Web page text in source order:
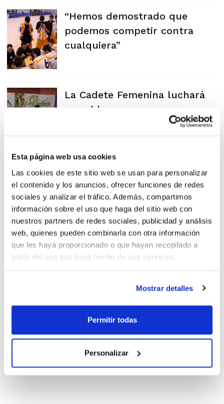
Esta página web usa cookies
Las cookies de este sitio web se usan para personalizar
el contenido y los anuncios, ofrecer funciones de redes
sociales y analizar el tráfico. Además, compartimos
información sobre el uso que haga del sitio web con
nuestros partners de redes sociales, publicidad y análisis
web, quienes pueden combinarla con otra información
que les haya proporcionado o que hayan recopilado a
partir del uso que haya hecho de sus servicios.
Mostrar detalles
Permitir todas
Personalizar
“Hemos demostrado que
podemos competir contra
cualquiera”
La Cadete Femenina luchará
por el bronce
Todo listo para el Cto. de
España de Selecciones
Autonómicas
La Selección Infantil compitió